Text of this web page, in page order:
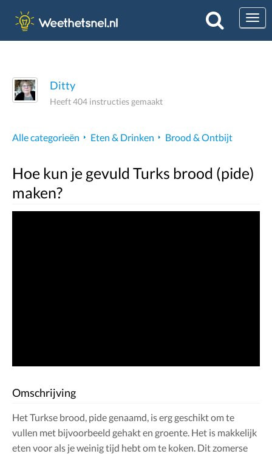
Ditty
Heeft 404 instructies gemaakt
Alle categorieën Eten & Drinken Brood & Ontbijt
Hoe kun je gevuld Turks brood (pide)
maken?
Omschrijving
Het Turkse brood, pide genaamd, is erg geschikt om te
vullen met bijvoorbeeld gehakt en groente. Het is makkelijk
eten voor als je weinig tijd hebt om te koken. Dit zomerse